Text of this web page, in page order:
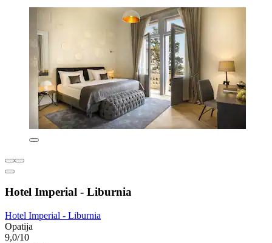
Hotel Imperial - Liburnia
Hotel Imperial - Liburnia
Opatija
9,0/10